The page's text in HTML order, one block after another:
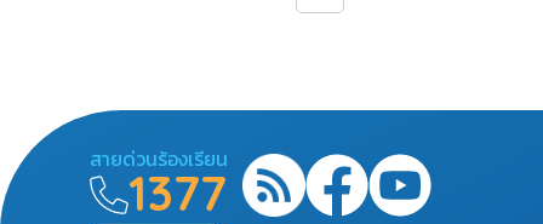
สายด่วนร้องเรียน
1377